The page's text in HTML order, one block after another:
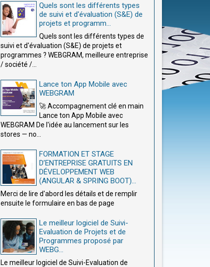
Quels sont les différents types
de suivi et d'évaluation (S&E) de
projets et programm...
Quels sont les différents types de
suivi et d'évaluation (S&E) de projets et
programmes ? WEBGRAM, meilleure entreprise
/ société /...
Lance ton App Mobile avec
WEBGRAM
🚀 Accompagnement clé en main
Lance ton App Mobile avec
WEBGRAM De l'idée au lancement sur les
stores — no...
FORMATION ET STAGE
D’ENTREPRISE GRATUITS EN
DÉVELOPPEMENT WEB
(ANGULAR & SPRING BOOT)...
Merci de lire d'abord les détails et de remplir
ensuite le formulaire en bas de page
Le meilleur logiciel de Suivi-
Evaluation de Projets et de
Programmes proposé par
WEBG...
Le meilleur logiciel de Suivi-Evaluation de